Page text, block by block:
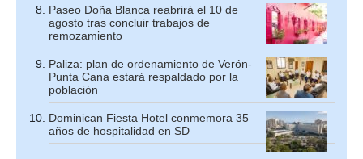
Paseo Doña Blanca reabrirá el 10 de
agosto tras concluir trabajos de
remozamiento
Paliza: plan de ordenamiento de Verón-
Punta Cana estará respaldado por la
población
Dominican Fiesta Hotel conmemora 35
años de hospitalidad en SD